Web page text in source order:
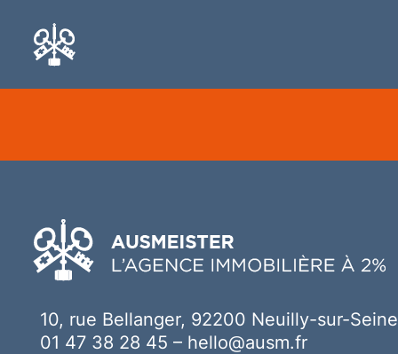
10, rue Bellanger, 92200 Neuilly-sur-Seine
01 47 38 28 45 – hello@ausm.fr